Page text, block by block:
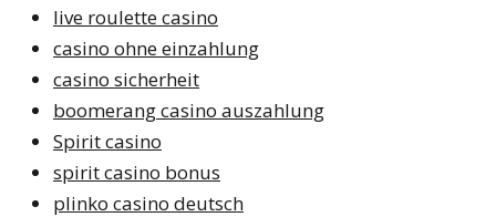
live roulette casino
casino ohne einzahlung
casino sicherheit
boomerang casino auszahlung
Spirit casino
spirit casino bonus
plinko casino deutsch